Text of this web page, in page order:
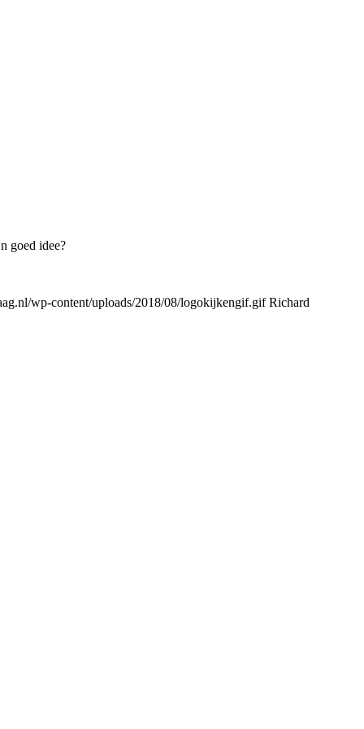
goed idee?
wp-content/uploads/2018/08/logokijkengif.gif Richard